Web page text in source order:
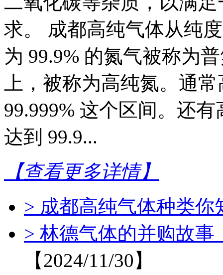
求。 成都高纯气体从纯
为 99.9% 的氮气被称为
上，被称为高纯氮。通
99.999% 这个区间。还
达到 99.9...
【查看更多详情】
> 成都高纯气体种类你
> 林德气体的并购故
【2024/11/30】